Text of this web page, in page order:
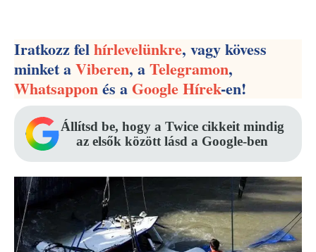
Iratkozz felhírlevelünkre, vagy kövess
minket aViberen, aTelegramon,
Whatsapponés aGoogle Hírek-en!
Állítsd be, hogy a Twice cikkeit mindig
az elsők között lásd a Google-ben